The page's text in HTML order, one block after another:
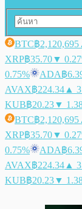
BTC฿2,120,695
XRP฿35.70▼
0.75%
ADA฿
AVAX฿224.34 ▲
KUB฿20.23▼
BTC฿2,120,695
XRP฿35.70▼
0.75%
ADA฿
AVAX฿224.34 ▲
KUB฿20.23▼